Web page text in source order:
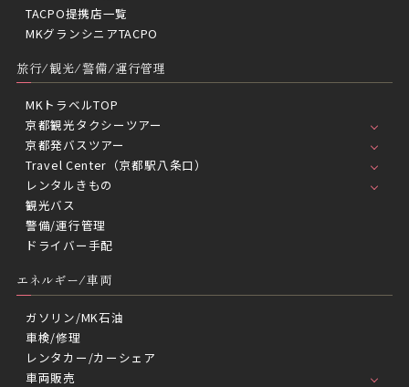
TACPO提携店一覧
MKグランシニアTACPO
旅行/観光/警備/運行管理
MKトラベルTOP
京都観光タクシーツアー
京都発バスツアー
Travel Center（京都駅八条口）
レンタルきもの
観光バス
警備/運行管理
ドライバー手配
エネルギー/車両
ガソリン/MK石油
車検/修理
レンタカー/カーシェア
車両販売